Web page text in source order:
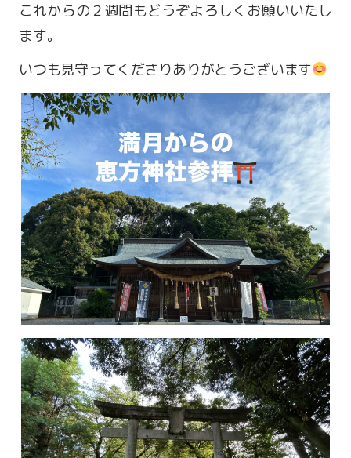
営業時間 9:00～18:00
定休日 火・水曜日
お問い合わせ
これからの２週間もどうぞよろしくお願いいたし
ます。
いつも見守ってくださりありがとうございます